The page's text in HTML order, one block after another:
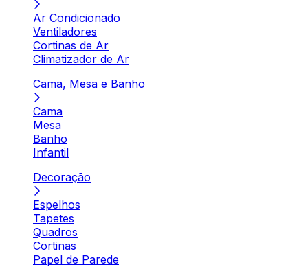
Ar Condicionado
Ventiladores
Cortinas de Ar
Climatizador de Ar
Cama, Mesa e Banho
Cama
Mesa
Banho
Infantil
Decoração
Espelhos
Tapetes
Quadros
Cortinas
Papel de Parede